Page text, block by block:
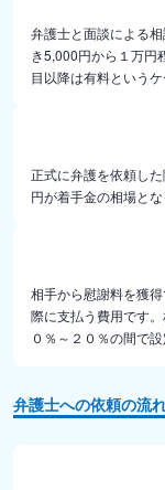
弁護士と面談による
き5,000円から１万円
目以降は有料というケ
正式に弁護を依頼し
円が着手金の相場とな
相手から慰謝料を獲
際に支払う費用です
０％～２０％の間で
弁護士への依頼の流